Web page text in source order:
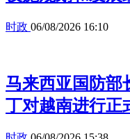
时政 06/08/2026 16:10
马来西亚国防部
丁对越南进行正